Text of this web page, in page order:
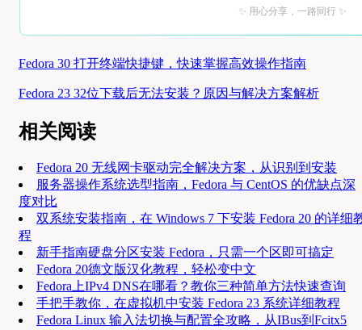
✨ 用心分享，一路同行 ✨
Fedora 30 打开终端快捷键，快速掌握高效操作指南
Fedora 23 32位下载后无法安装？原因与解决方案解析
相关阅读
Fedora 20 无线网卡驱动完全解决方案，从识别到安装
服务器操作系统选型指南，Fedora 与 CentOS 的优缺点深
度对比
双系统安装指南，在 Windows 7 下安装 Fedora 20 的详细
程
新手指南硬盘分区安装 Fedora，只需一个区即可搞定
Fedora 20德文版汉化教程，轻松变中文
Fedora上IPv4 DNS在哪看？教你三种简单方法快速查询
手把手教你，在虚拟机中安装 Fedora 23 系统详细教程
Fedora Linux 输入法切换与配置全攻略，从IBus到Fcitx5